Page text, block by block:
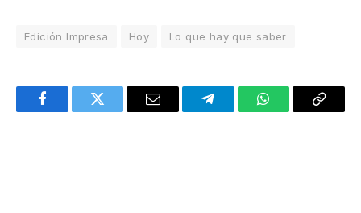
Edición Impresa Hoy Lo que hay que saber
FacebookTwitter Email TelegramWhatsAppCopy